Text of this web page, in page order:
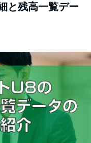
と残高一覧デー